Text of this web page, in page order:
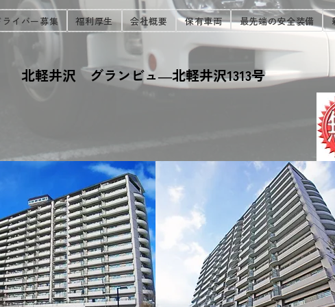
ライバー募集 福利厚生 会社概要 保有車両 最先端の安全装備
北軽井沢 グランビュ―北軽井沢1313号